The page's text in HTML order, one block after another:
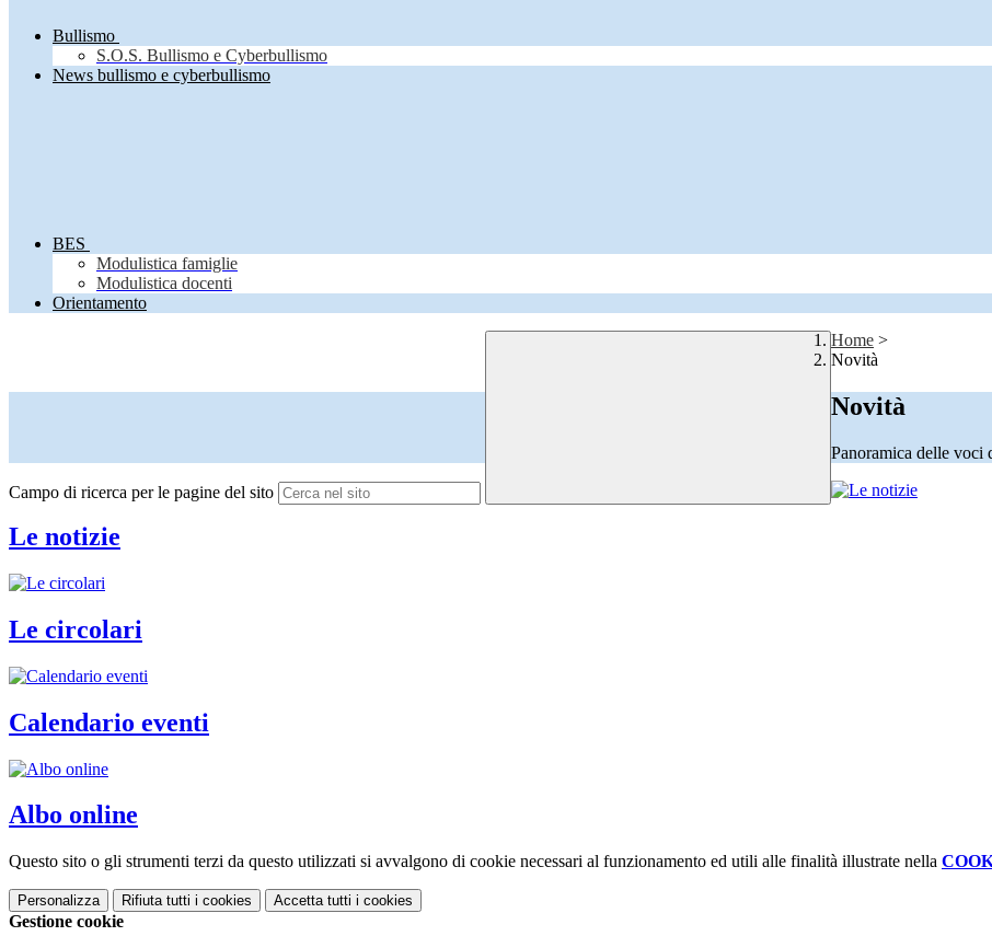
Bullismo
S.O.S. Bullismo e Cyberbullismo
News bullismo e cyberbullismo
BES
Modulistica famiglie
Modulistica docenti
Orientamento
Campo di ricerca per le pagine del sito
Home >
Novità
Novità
Panoramica delle voci
Le notizie
Le circolari
Calendario eventi
Albo online
Questo sito o gli strumenti terzi da questo utilizzati si avvalgono di cookie necessari al funzionamento ed utili alle finalità illustrate nella
Personalizza Rifiuta tutti i cookies Accetta tutti i cookies
Gestione cookie